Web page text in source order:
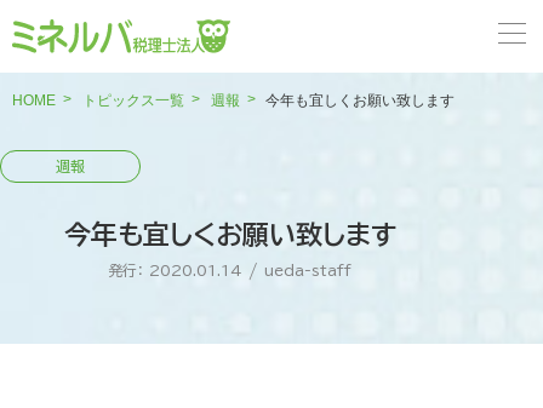
HOME トピックス一覧 週報 今年も宜しくお願い致します
今年も宜しくお願い致します
発行： 2020.01.14 / ueda-staff